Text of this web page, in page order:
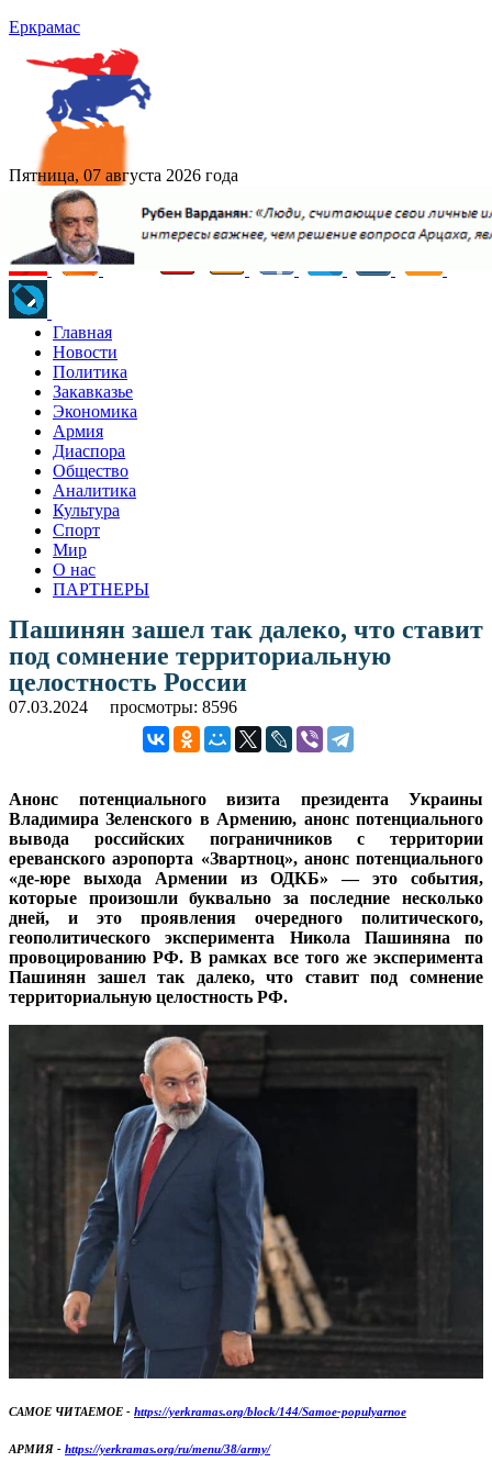
Еркрамас
Пятница, 07 августа 2026 года
Главная
Новости
Политика
Закавказье
Экономика
Армия
Диаспора
Общество
Аналитика
Культура
Спорт
Мир
О нас
ПАРТНЕРЫ
Пашинян зашел так далеко, что ставит
под сомнение территориальную
целостность России
07.03.2024 просмотры: 8596
Анонс потенциального визита президента Украины
Владимира Зеленского в Армению, анонс потенциального
вывода российских пограничников с территории
ереванского аэропорта «Звартноц», анонс потенциального
«де-юре выхода Армении из ОДКБ» — это события,
которые произошли буквально за последние несколько
дней, и это проявления очередного политического,
геополитического эксперимента Никола Пашиняна по
провоцированию РФ. В рамках все того же эксперимента
Пашинян зашел так далеко, что ставит под сомнение
территориальную целостность РФ.
САМОЕ ЧИТАЕМОЕ - https://yerkramas.org/block/144/Samoe-populyarnoe
АРМИЯ - https://yerkramas.org/ru/menu/38/army/